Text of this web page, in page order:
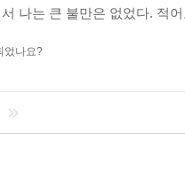
나는 큰 불만은 없었다. 적
었나요?